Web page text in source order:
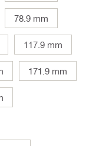
78.9 mm
117.9 mm
171.9 mm